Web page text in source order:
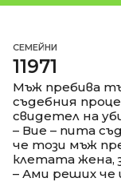
СЕМЕЙНИ
11971
Мъж пребива
съдебния
свидетел на
– Вие – пита
че този мъж
клетата жена,
– Ами реших че